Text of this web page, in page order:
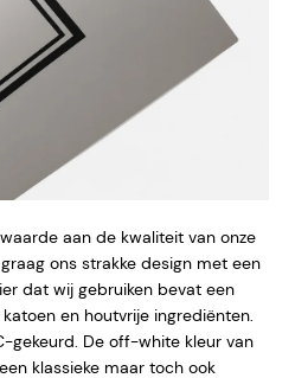
aan de kwaliteit van onze
ons strakke design met een
dat wij gebruiken bevat een
en houtvrije ingrediënten.
gekeurd. De off-white kleur van
klassieke maar toch ook